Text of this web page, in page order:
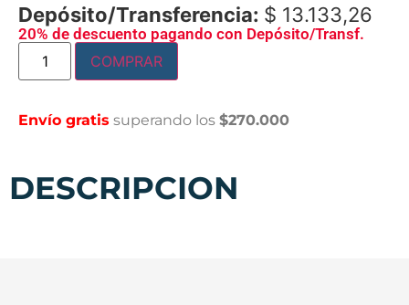
Depósito/Transferencia: $ 13.133,26
20% de descuento pagando con Depósito/Transf.
COMPRAR
Envío gratis superando los $270.000
DESCRIPCION